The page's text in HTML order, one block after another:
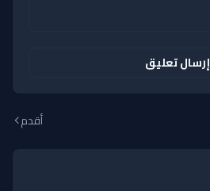
إرسال تعليق
أقدم